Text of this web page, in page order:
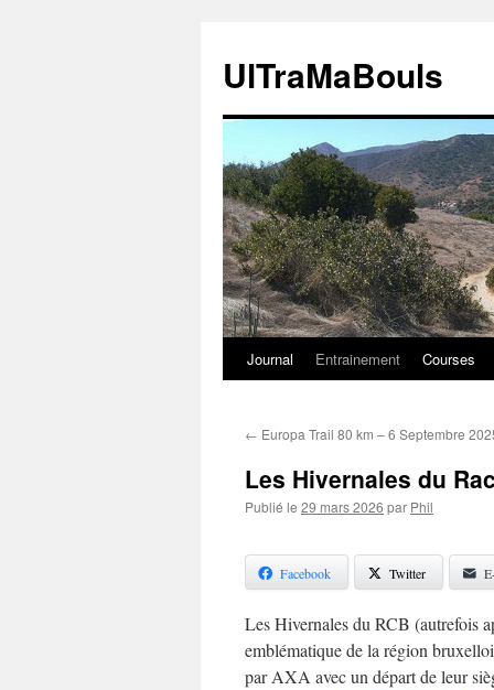
contenu
UlTraMaBouls
Journal Entrainement Courses
← Europa Trail 80 km – 6 Septembre
Les Hivernales du
Publié le 29 mars 2026 par Phil
Facebook Twitter
Les Hivernales du RCB (autrefois
emblématique de la région
par AXA avec un départ de leur